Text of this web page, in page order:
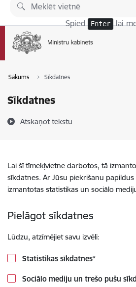
Pāriet uz lapas saturu
Spied Enter lai
Sākums Sīkdatnes
Sīkdatnes
Atskaņot tekstu
Lai šī tīmekļvietne darbotos, tā
sīkdatnes. Ar Jūsu piekrišanu
izmantotas statistikas un sociālo
Pielāgot sīkdatnes
Lūdzu, atzīmējiet savu izvēli:
Statistikas sīkdatnes*
Sociālo mediju un trešo pušu